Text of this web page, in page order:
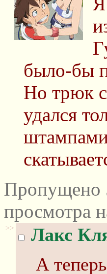
было-бы
Но трюк
удался
Пропущено
просмотра
>> Лакс
А